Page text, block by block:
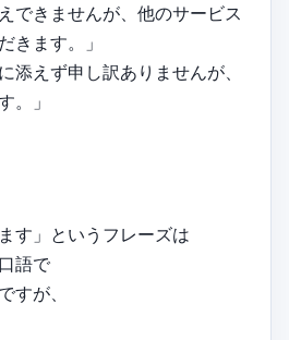
できませんが、他のサービス
きます。」
添えず申し訳ありませんが、
。」
す」というフレーズは
語で
すが、